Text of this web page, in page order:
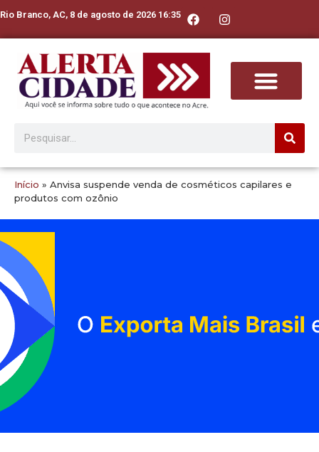
Rio Branco, AC, 8 de agosto de 2026 16:35
Início » Anvisa suspende venda de cosméticos capilares e
produtos com ozônio